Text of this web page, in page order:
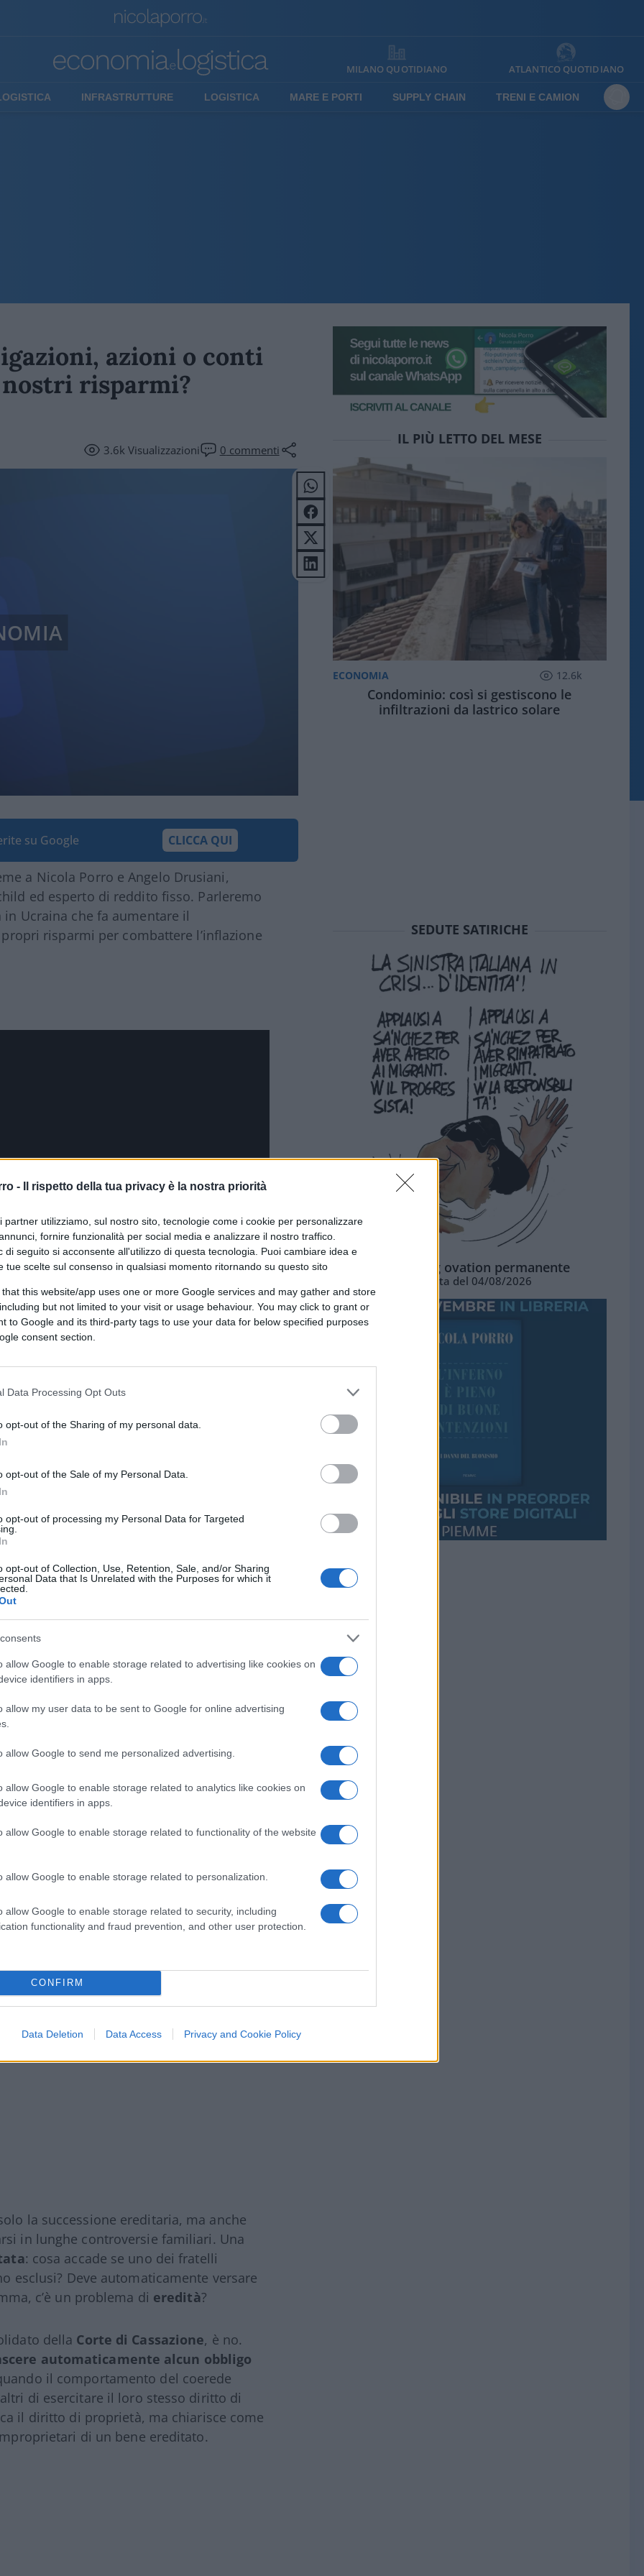
- Il rispetto della tua privacy è la nostra priorità
partner utilizziamo, sul nostro sito, tecnologie come i cookie per personalizzare
fornire funzionalità per social media e analizzare il nostro traffico.
di seguito si acconsente all'utilizzo di questa tecnologia. Puoi cambiare idea e
tue scelte sul consenso in qualsiasi momento ritornando su questo sito
that this website/app uses one or more Google services and may gather and store
but not limited to your visit or usage behaviour. You may click to grant or
to Google and its third-party tags to use your data for below specified purposes
consent section.
Data Processing Opt Outs
opt-out of the Sharing of my personal data.
opt-out of the Sale of my Personal Data.
opt-out of processing my Personal Data for Targeted
opt-out of Collection, Use, Retention, Sale, and/or Sharing
Data that Is Unrelated with the Purposes for which it
allow Google to enable storage related to advertising like cookies on
identifiers in apps.
allow my user data to be sent to Google for online advertising
allow Google to send me personalized advertising.
allow Google to enable storage related to analytics like cookies on
identifiers in apps.
allow Google to enable storage related to functionality of the website
allow Google to enable storage related to personalization.
allow Google to enable storage related to security, including
functionality and fraud prevention, and other user protection.
CONFIRM
Data Deletion Data Access Privacy and Cookie Policy
MILANO QUOTIDIANO ATLANTICO QUOTIDIANO
INFRASTRUTTURE LOGISTICA MARE E PORTI SUPPLY CHAIN TRENI E CAMION
azioni o conti
risparmi?
3.6kVisualizzazioni 0 commenti
su Google CLICCA QUI
a Nicola Porro e Angelo Drusiani,
ed esperto di reddito fisso. Parleremo
in Ucraina che fa aumentare il
risparmi per combattere l’inflazione
di famiglia deve
l'immobile ereditato deve indennizzare
la successione ereditaria, ma anche
in lunghe controversie familiari. Una
: cosa accade se uno dei fratelli
esclusi? Deve automaticamente versare
c’è un problema di eredità?
della Corte di Cassazione, è no.
automaticamente alcun obbligo
il comportamento del coerede
di esercitare il loro stesso diritto di
il diritto di proprietà, ma chiarisce come
di un bene ereditato.
IL PIÙ LETTO DEL MESE
ECONOMIA 12.6k
Condominio: così si gestiscono le
infiltrazioni da lastrico solare
SEDUTE SATIRICHE
La standing ovation permanente
Vignetta del 04/08/2026